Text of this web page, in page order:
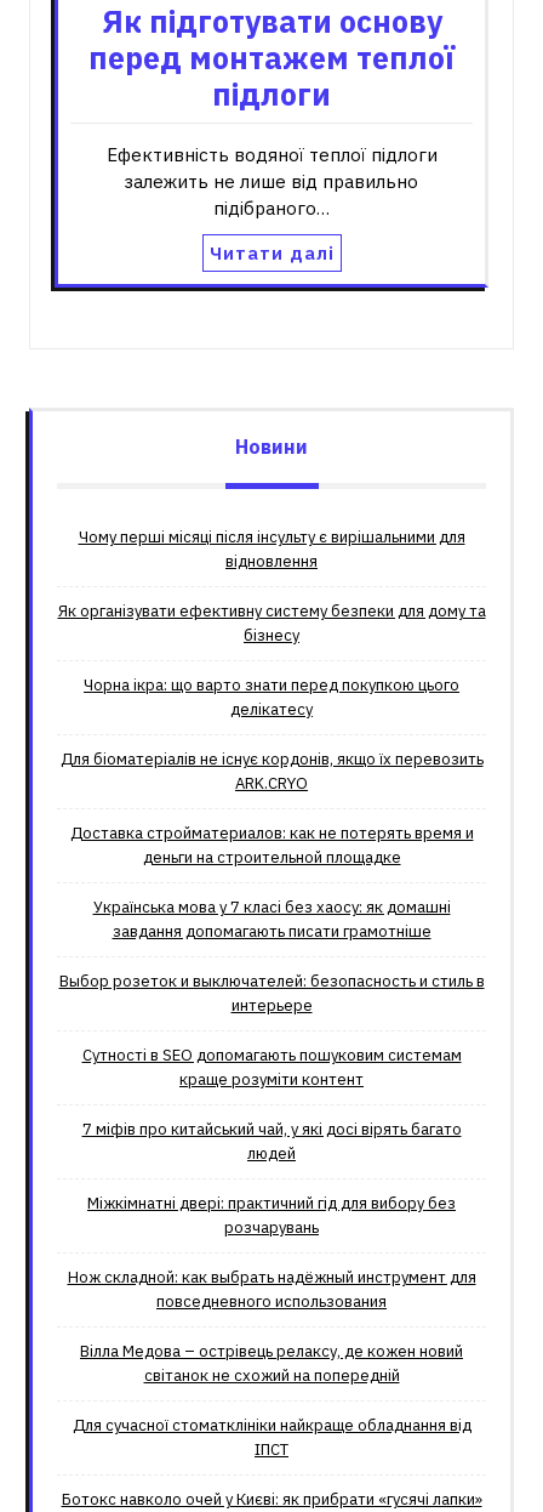
Як підготувати основу
перед монтажем теплої
підлоги
Ефективність водяної теплої підлоги
залежить не лише від правильно
підібраного…
Читати далі
Новини
Чому перші місяці після інсульту є вирішальними для
відновлення
Як організувати ефективну систему безпеки для дому та
бізнесу
Чорна ікра: що варто знати перед покупкою цього
делікатесу
Для біоматеріалів не існує кордонів, якщо їх перевозить
ARK.CRYO
Доставка стройматериалов: как не потерять время и
деньги на строительной площадке
Українська мова у 7 класі без хаосу: як домашні
завдання допомагають писати грамотніше
Выбор розеток и выключателей: безопасность и стиль в
интерьере
Сутності в SEO допомагають пошуковим системам
краще розуміти контент
7 міфів про китайський чай, у які досі вірять багато
людей
Міжкімнатні двері: практичний гід для вибору без
розчарувань
Нож складной: как выбрать надёжный инструмент для
повседневного использования
Вілла Медова – острівець релаксу, де кожен новий
світанок не схожий на попередній
Для сучасної стоматклініки найкраще обладнання від
ІПСТ
Ботокс навколо очей у Києві: як прибрати «гусячі лапки»